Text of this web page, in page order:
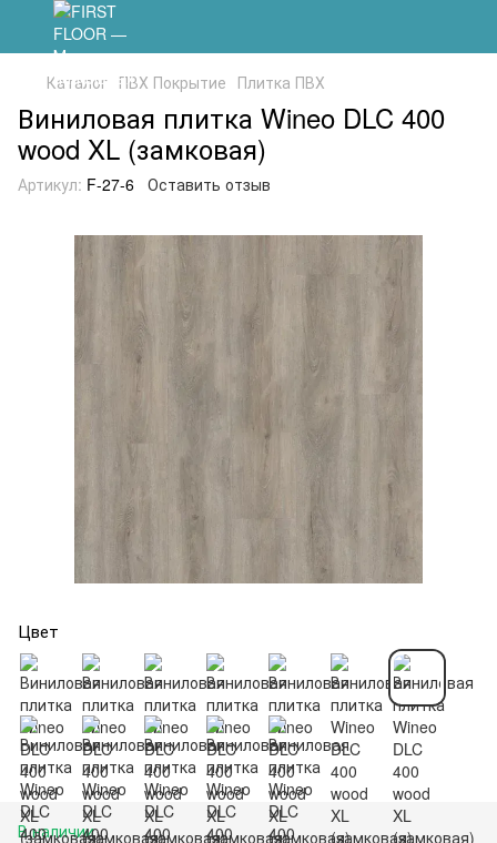
Каталог ПВХ Покрытие Плитка ПВХ
Виниловая плитка Wineo DLC 400
wood XL (замковая)
Артикул: F-27-6 Оставить отзыв
Цвет
В наличии